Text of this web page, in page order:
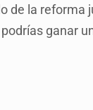
la reforma
ganar